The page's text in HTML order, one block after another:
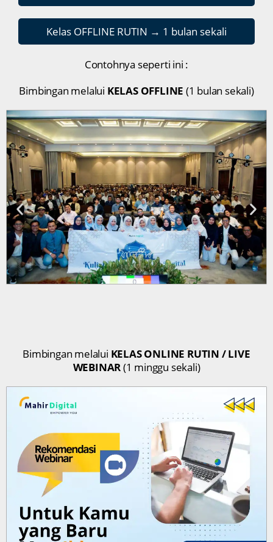
Kelas OFFLINE RUTIN → 1 bulan sekali
Contohnya seperti ini :
Bimbingan melalui KELAS OFFLINE (1 bulan sekali)
Bimbingan melalui KELAS ONLINE RUTIN / LIVE
WEBINAR(1 minggu sekali)